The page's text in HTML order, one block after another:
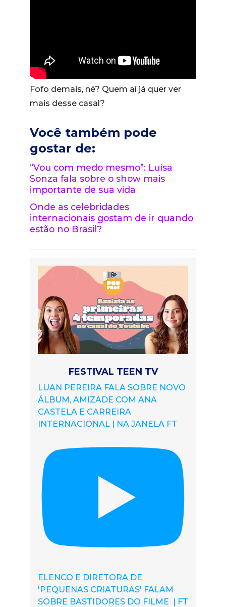
Fofo demais, né? Quem aí já quer ver
mais desse casal?
Você também pode
gostar de:
“Vou com medo mesmo”: Luísa
Sonza fala sobre o show mais
importante de sua vida
Onde as celebridades
internacionais gostam de ir quando
estão no Brasil?
FESTIVAL TEEN TV
LUAN PEREIRA FALA SOBRE NOVO
ÁLBUM, AMIZADE COM ANA
CASTELA E CARREIRA
INTERNACIONAL | NA JANELA FT
ELENCO E DIRETORA DE
'PEQUENAS CRIATURAS' FALAM
SOBRE BASTIDORES DO FILME | FT